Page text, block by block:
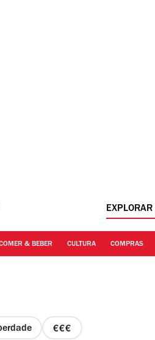
EXPLORAR
& BEBER CULTURA COMPRAS
preço